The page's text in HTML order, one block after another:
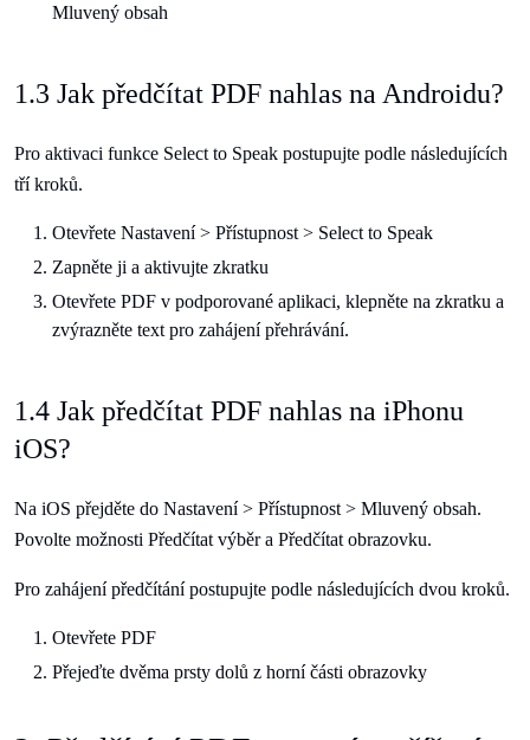
Mluvený obsah
1.3 Jak předčítat PDF nahlas na Androidu?
Pro aktivaci funkce Select to Speak postupujte podle následujících
tří kroků.
Otevřete Nastavení > Přístupnost > Select to Speak
Zapněte ji a aktivujte zkratku
Otevřete PDF v podporované aplikaci, klepněte na zkratku a
zvýrazněte text pro zahájení přehrávání.
1.4 Jak předčítat PDF nahlas na iPhonu
iOS?
Na iOS přejděte do Nastavení > Přístupnost > Mluvený obsah.
Povolte možnosti Předčítat výběr a Předčítat obrazovku.
Pro zahájení předčítání postupujte podle následujících dvou kroků.
Otevřete PDF
Přejeďte dvěma prsty dolů z horní části obrazovky